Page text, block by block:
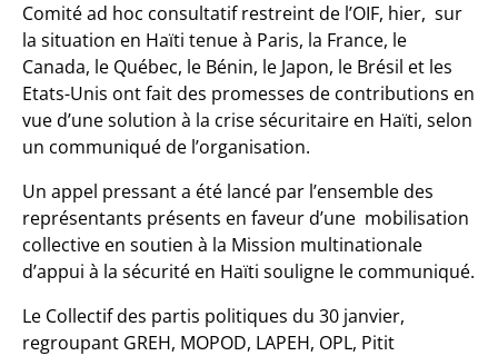
Comité ad hoc consultatif restreint de l’OIF, hier, sur
la situation en Haïti tenue à Paris, la France, le
Canada, le Québec, le Bénin, le Japon, le Brésil et les
Etats-Unis ont fait des promesses de contributions en
vue d’une solution à la crise sécuritaire en Haïti, selon
un communiqué de l’organisation.
Un appel pressant a été lancé par l’ensemble des
représentants présents en faveur d’une mobilisation
collective en soutien à la Mission multinationale
d’appui à la sécurité en Haïti souligne le communiqué.
Le Collectif des partis politiques du 30 janvier,
regroupant GREH, MOPOD, LAPEH, OPL, Pitit